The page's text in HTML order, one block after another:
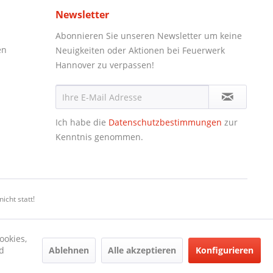
Newsletter
Abonnieren Sie unseren Newsletter um keine
Neuigkeiten oder Aktionen bei Feuerwerk
Hannover zu verpassen!
Ich habe die Datenschutzbestimmungen zur
Kenntnis genommen.
statt!
Ablehnen Alle akzeptieren Konfigurieren